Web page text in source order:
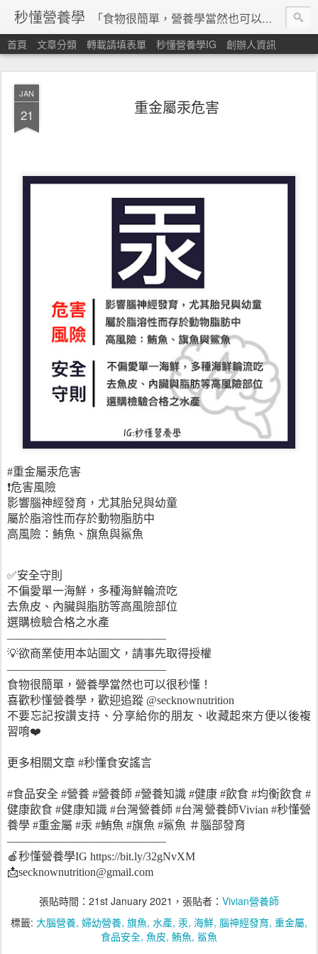
秒懂營養學 「食物很簡單，營養學當然也可以很秒懂」 本站由台灣營養師經營，非商業轉載請填寫
首頁 文章分類 轉載請填表單 秒懂營養學IG 創辦人資訊
JAN
21 重金屬汞危害
#重金屬汞危害
❗️危害風險
影響腦神經發育，尤其胎兒與幼童
屬於脂溶性而存於動物脂肪中
高風險：鮪魚、旗魚與鯊魚
✅安全守則
不偏愛單一海鮮，多種海鮮輪流吃
去魚皮、內臟與脂肪等高風險部位
選購檢驗合格之水產
——————————————
💡欲商業使用本站圖文，請事先取得授權
——————————————
食物很簡單，營養學當然也可以很秒懂！
喜歡秒懂營養學，歡迎追蹤 @secknownutrition
不要忘記按讚支持、分享給你的朋友、收藏起來方便以後複
習唷❤️
更多相關文章 #秒懂食安謠言
#食品安全 #營養 #營養師 #營養知識 #健康 #飲食 #均衡飲食 #
健康飲食 #健康知識 #台灣營養師 #台灣營養師Vivian #秒懂營
養學 #重金屬 #汞 #鮪魚 #旗魚 #鯊魚 ＃腦部發育
——————————————
🍎秒懂營養學IG https://bit.ly/32gNvXM
📩secknownutrition@gmail.com
張貼時間： 21st January 2021 ，張貼者： Vivian營養師
標籤: 大腦營養 婦幼營養 旗魚 水產 汞 海鮮 腦神經發育 重金屬
食品安全 魚皮 鮪魚 鯊魚